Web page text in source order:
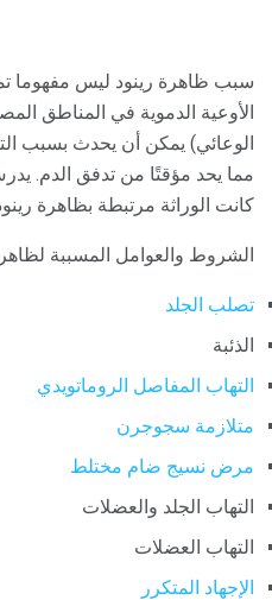
سبب ظاهرة رينود ليس مفهوما
الأوعية الدموية في المناطق
الوعائي) يمكن أن يحدث بسبب
مما يحد مؤقتًا من تدفق الدم.
كانت الوراثة مرتبطة بظاهرة
الشروط والعوامل المسببة
تصلب الجلد
الذئبة
التهاب المفاصل الروماتويدي
متلازمة سجوجرن
مرض نسيج ضام مختلط
التهاب الجلد والعضلات
التهاب العضلات
الإجهاد المتكرر